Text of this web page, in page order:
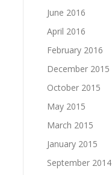
June 2016
April 2016
February 2016
December 2015
October 2015
May 2015
March 2015
January 2015
September 2014